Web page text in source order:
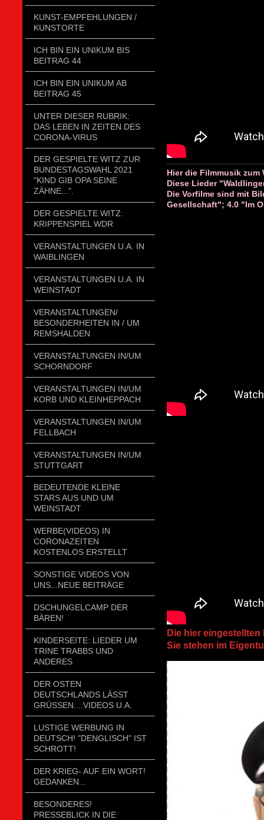
KUNST-EMPFEHLUNGEN /
KUNSTORTE
ICH BIN EIN UNIKUM BIS
BEITRAG 44
ICH BIN EIN UNIKUM AB
BEITRAG 45
UNTER DIESER RUBRIK:
DAS LEBEN IN ZEITEN DES
CORONA-VIRUS
DER GESPIELTE WITZ ZUR
BUNDESTAGSWAHL 2021
"KIND GIB OPA SEINE
ZÄHNE...".
DER GESPIELTE WITZ:
KRIPPENSPIEL WDR
VERANSTALTUNGEN U.A. IN
WAIBLINGEN
VERANSTALTUNGEN U.A. IN
WEINSTADT
VERANSTALTUNGEN/
BESONDERHEITEN IN / UM
REMSHALDEN
VERANSTALTUNGEN IN/UM
SCHORNDORF
VERANSTALTUNGEN IN/UM
KORB UND KLEINHEPPACH
VERANSTALTUNGEN IN/UM
FELLBACH
VERANSTALTUNGEN IN/UM
STUTTGART
BEDEUTENDE KLEINE
STARS AUS UND UM
WEINSTADT
WERBE(VIDEOS) IN
CORONAZEITEN
KOSTENLOS ERSTELLT
SONSTIGE VIDEOS VON
UNS...NEUE BEITRÄGE
DSCHUNGELCAMP DER
BÄREN!
KINDERSEITE: LIEDER UM
TRINE TRABBS UND
ANDERES
DER OSTEN
DEUTSCHLANDS LÄSST
GRÜSSEN....VIDEOS U.A.
LUSTIGE WERBUNG IN
DEUTSCH! "DENGLISCH" IST
SCHROTT!
DER KRIEG- AUF EIN WORT!
GEDANKEN...
BESONDERES!
PRESSEBLICK IN DIE
Hier die Filmmusik
Diese Lieder
Die Vorfilme sind mit
Gesellschaft"; 4.0 "Im
Die hier
Sie stehen im